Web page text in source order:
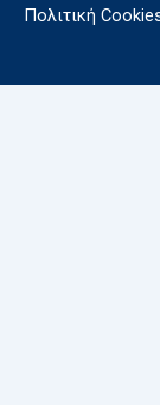
Πολιτική